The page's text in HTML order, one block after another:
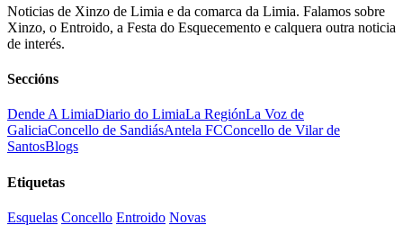
Noticias de Xinzo de Limia e da comarca da Limia. Falamos sobre
Xinzo, o Entroido, a Festa do Esquecemento e calquera outra noticia
de interés.
Seccións
Dende A LimiaDiario do LimiaLa RegiónLa Voz de
GaliciaConcello de SandiásAntela FCConcello de Vilar de
SantosBlogs
Etiquetas
Esquelas Concello Entroido Novas